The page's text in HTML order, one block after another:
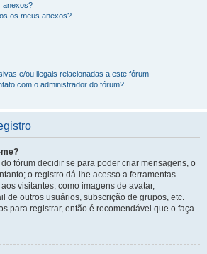
anexos?
os meus anexos?
e/ou ilegais relacionadas a este fórum
com o administrador do fórum?
fórum decidir se para poder criar mensagens, o
o registro dá-lhe acesso a ferramentas
visitantes, como imagens de avatar,
de outros usuários, subscrição de grupos, etc.
para registrar, então é recomendável que o faça.